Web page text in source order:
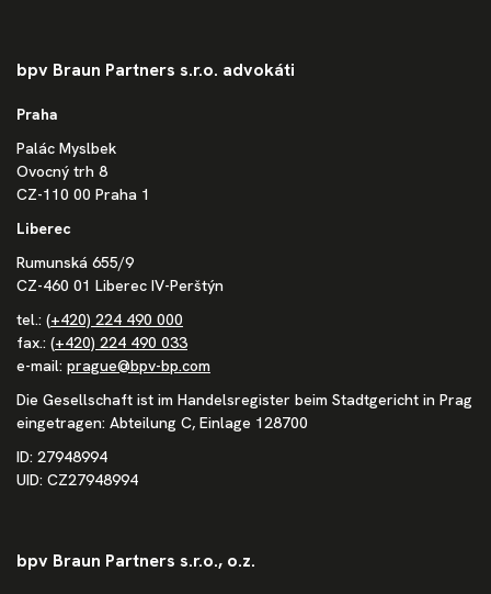
bpv Braun Partners s.r.o. advokáti
Praha
Palác Myslbek
Ovocný trh 8
CZ-110 00 Praha 1
Liberec
Rumunská 655/9
CZ-460 01 Liberec IV-Perštýn
tel.: (+420) 224 490 000
fax.: (+420) 224 490 033
e-mail: prague@bpv-bp.com
Die Gesellschaft ist im Handelsregister beim Stadtgericht in Prag
eingetragen: Abteilung C, Einlage 128700
ID: 27948994
UID: CZ27948994
bpv Braun Partners s.r.o., o.z.